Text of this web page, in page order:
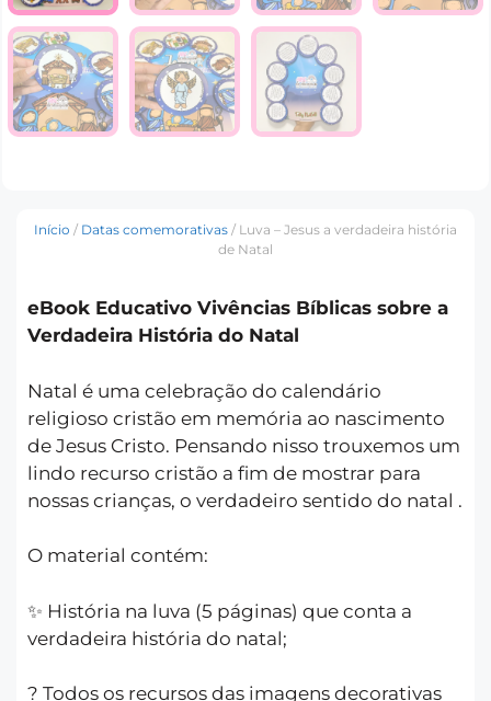
Início / Datas comemorativas / Luva – Jesus a verdadeira história
de Natal
eBook Educativo Vivências Bíblicas sobre a
Verdadeira História do Natal
Natal é uma celebração do calendário
religioso cristão em memória ao nascimento
de Jesus Cristo. Pensando nisso trouxemos um
lindo recurso cristão a fim de mostrar para
nossas crianças, o verdadeiro sentido do natal .
O material contém:
✨ História na luva (5 páginas) que conta a
verdadeira história do natal;
? Todos os recursos das imagens decorativas